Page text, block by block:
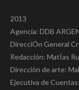
2013
Agencia: DDB
DirecciÓn General
Redacción: MatÍas
Dirección de arte:
Ejecutiva de